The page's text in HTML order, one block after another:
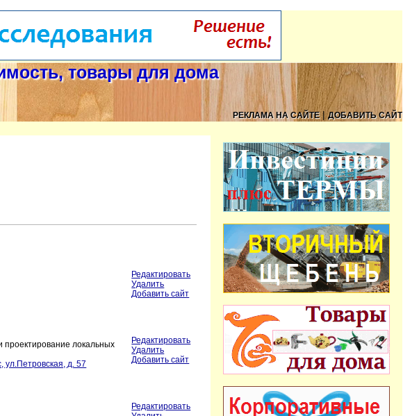
товары для дома
РЕКЛАМА НА САЙТЕ|ДОБАВИТЬ САЙТ
Редактировать
Удалить
Добавить сайт
локальных
ул.Петровская, д. 57
Редактировать
Удалить
Добавить сайт
Редактировать